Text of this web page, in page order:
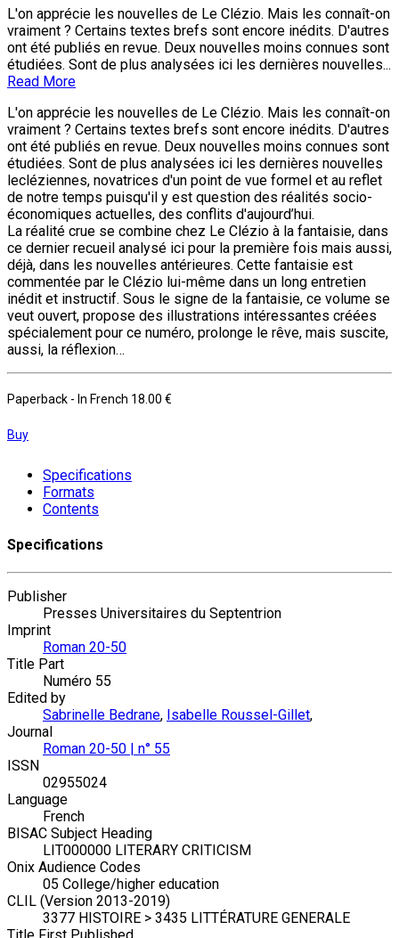
L'on apprécie les nouvelles de Le Clézio. Mais les connaît-on
vraiment ? Certains textes brefs sont encore inédits. D'autres
ont été publiés en revue. Deux nouvelles moins connues sont
étudiées. Sont de plus analysées ici les dernières nouvelles...
Read More
L'on apprécie les nouvelles de Le Clézio. Mais les connaît-on
vraiment ? Certains textes brefs sont encore inédits. D'autres
ont été publiés en revue. Deux nouvelles moins connues sont
étudiées. Sont de plus analysées ici les dernières nouvelles
lecléziennes, novatrices d'un point de vue formel et au reflet
de notre temps puisqu'il y est question des réalités socio-
économiques actuelles, des conflits d'aujourd’hui.
La réalité crue se combine chez Le Clézio à la fantaisie, dans
ce dernier recueil analysé ici pour la première fois mais aussi,
déjà, dans les nouvelles antérieures. Cette fantaisie est
commentée par le Clézio lui-même dans un long entretien
inédit et instructif. Sous le signe de la fantaisie, ce volume se
veut ouvert, propose des illustrations intéressantes créées
spécialement pour ce numéro, prolonge le rêve, mais suscite,
aussi, la réflexion…
Paperback - In French 18.00 €
Buy
Specifications
Formats
Contents
Specifications
Publisher
Presses Universitaires du Septentrion
Imprint
Roman 20-50
Title Part
Numéro 55
Edited by
Sabrinelle Bedrane, Isabelle Roussel-Gillet,
Journal
Roman 20-50 | n° 55
ISSN
02955024
Language
French
BISAC Subject Heading
LIT000000 LITERARY CRITICISM
Onix Audience Codes
05 College/higher education
CLIL (Version 2013-2019)
3377 HISTOIRE > 3435 LITTÉRATURE GENERALE